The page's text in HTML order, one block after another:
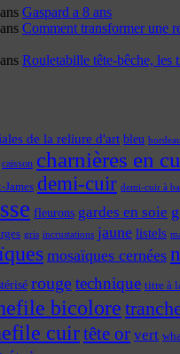
Gaspard a 8 ans
Comment transformer une
Rouletabille tête-bêche, les
de la reliure d'art bleu
caisson charnières en
James demi-cuir demi-cuir à
fleurons gardes en soie
gris incrustations jaune listels
mosaïques cernées
rougetechnique titre à
bicolore
cuirtête or vert